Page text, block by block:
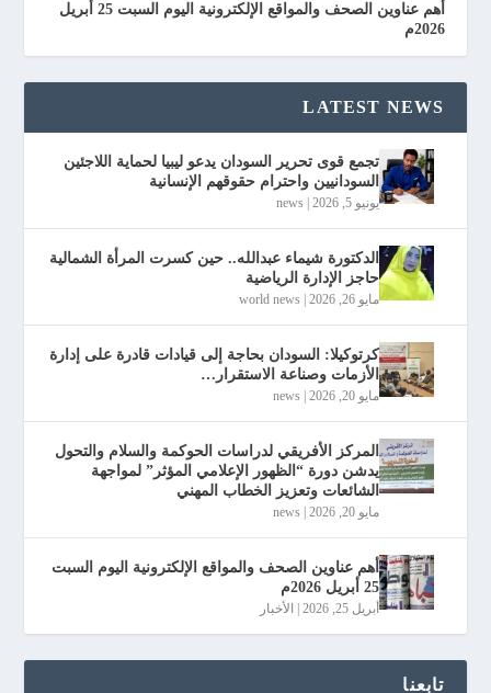
أهم عناوين الصحف والمواقع الإلكترونية اليوم السبت 25 أبريل
2026م
LATEST NEWS
تجمع قوى تحرير السودان يدعو ليبيا لحماية اللاجئين
السودانيين واحترام حقوقهم الإنسانية
يونيو 5, 2026 news
الدكتورة شيماء عبدالله.. حين كسرت المرأة الشمالية
حاجز الإدارة الرياضية
مايو 26, 2026 world news
كرتوكيلا: السودان بحاجة إلى قيادات قادرة على إدارة
الأزمات وصناعة الاستقرار…
مايو 20, 2026 news
المركز الأفريقي لدراسات الحوكمة والسلام والتحول
يدشن دورة “الظهور الإعلامي المؤثر” لمواجهة
الشائعات وتعزيز الخطاب المهني
مايو 20, 2026 news
أهم عناوين الصحف والمواقع الإلكترونية اليوم السبت
25 أبريل 2026م
أبريل 25, 2026 الأخبار
تابعنا